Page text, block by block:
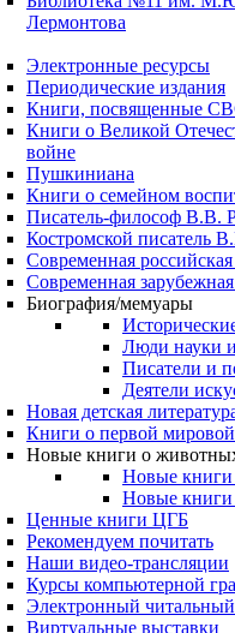
Лермонтова
Электронные ресурсы
Периодические издания
Книги, посвященные
Книги о Великой
войне
Пушкиниана
Книги о семейном
Писатель-философ В.В.
Костромской писатель
Современная российская
Современная
Биография/мемуары
Люди науки
Писатели и
Деятели
Новая детская
Книги о первой
Новые книги о
Новые книги
Новые книги
Ценные книги ЦГБ
Рекомендуем почитать
Наши видео-трансляции
Курсы компьютерной
Электронный читальный
Виртуальные выставки